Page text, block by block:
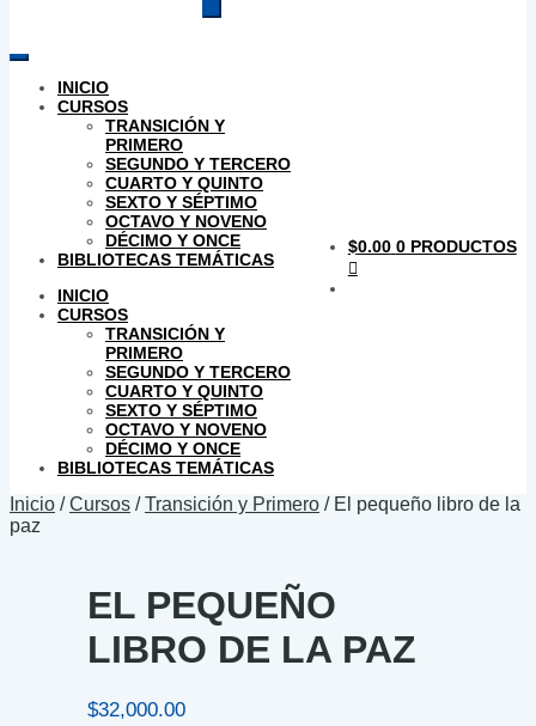
productos
INICIO
CURSOS
TRANSICIÓN Y
PRIMERO
SEGUNDO Y TERCERO
CUARTO Y QUINTO
SEXTO Y SÉPTIMO
OCTAVO Y NOVENO
DÉCIMO Y ONCE
BIBLIOTECAS TEMÁTICAS
INICIO
CURSOS
TRANSICIÓN Y
PRIMERO
SEGUNDO Y TERCERO
CUARTO Y QUINTO
SEXTO Y SÉPTIMO
OCTAVO Y NOVENO
DÉCIMO Y ONCE
BIBLIOTECAS TEMÁTICAS
$0.00 0 PRODUCTOS
Inicio /Cursos /Transición y Primero / El pequeño libro de la
paz
EL PEQUEÑO
LIBRO DE LA PAZ
$32,000.00